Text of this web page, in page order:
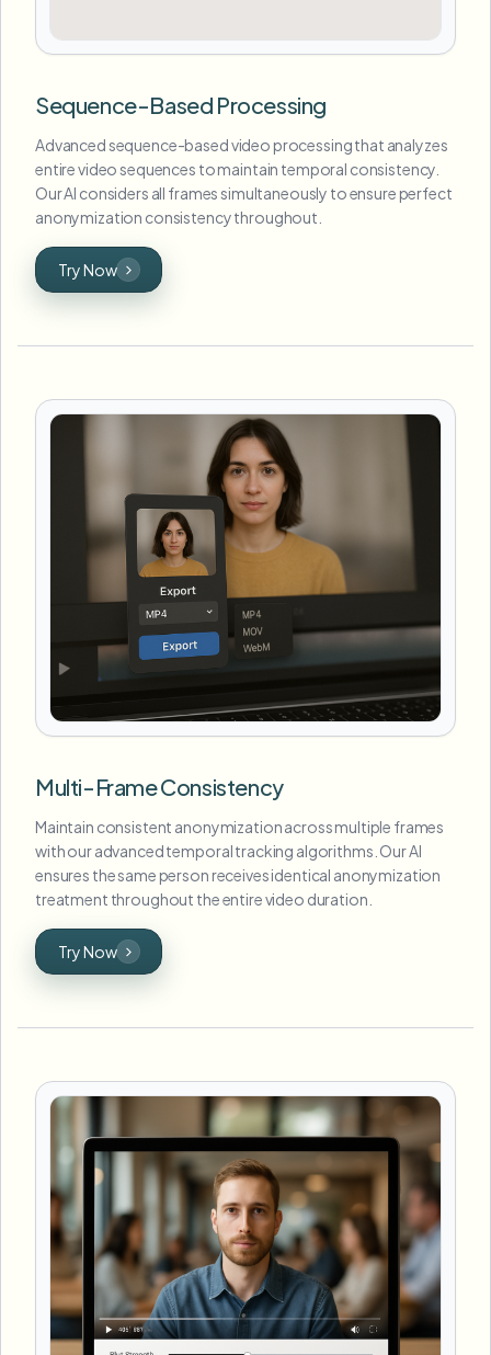
Sequence-Based Processing
Advanced sequence-based video processing that analyzes
entire video sequences to maintain temporal consistency.
Our AI considers all frames simultaneously to ensure perfect
anonymization consistency throughout.
Try Now
Multi-Frame Consistency
Maintain consistent anonymization across multiple frames
with our advanced temporal tracking algorithms. Our AI
ensures the same person receives identical anonymization
treatment throughout the entire video duration.
Try Now